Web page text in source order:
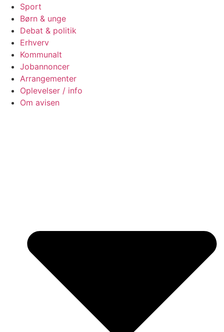
Sport
Børn & unge
Debat & politik
Erhverv
Kommunalt
Jobannoncer
Arrangementer
Oplevelser / info
Om avisen